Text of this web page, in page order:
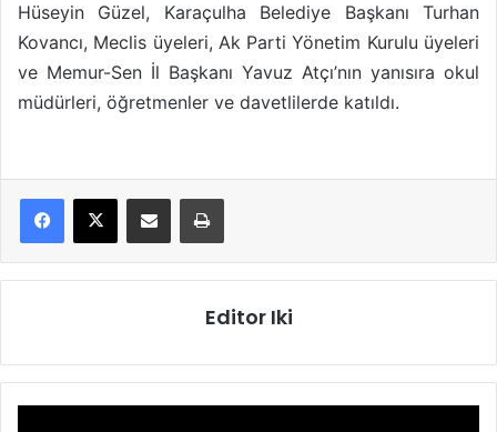
Hüseyin Güzel, Karaçulha Belediye Başkanı Turhan
Kovancı, Meclis üyeleri, Ak Parti Yönetim Kurulu üyeleri
ve Memur-Sen İl Başkanı Yavuz Atçı’nın yanısıra okul
müdürleri, öğretmenler ve davetlilerde katıldı.
E-Posta ile paylaş Yazdır
Editor Iki